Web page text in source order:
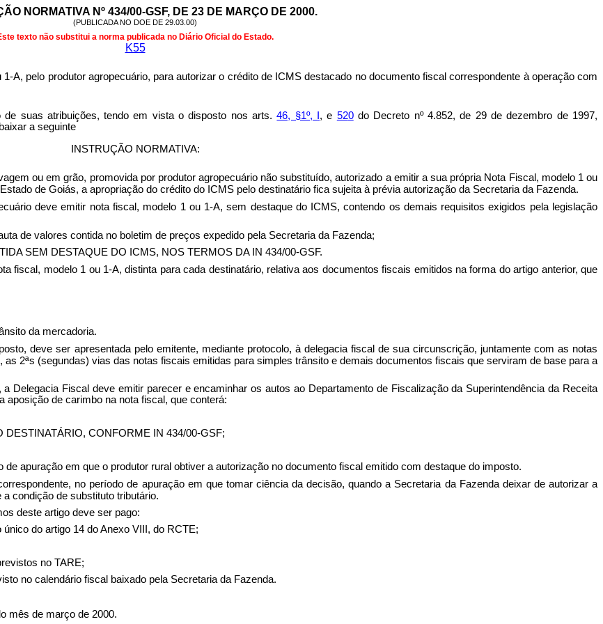
NORMATIVA Nº 434/00-GSF, DE 23 DE MARÇO DE 2000.
(PUBLICADA NO DOE DE 29.03.00)
texto não substitui a norma publicada no Diário Oficial do Estado.
K55
A, pelo produtor agropecuário, para autorizar o crédito de ICMS destacado no documento fiscal correspondente à operação com
suas atribuições, tendo em vista o disposto nos arts.46, §1º, , e 520do Decreto nº 4.852, de 29 de dezembro de 1997,
a seguinte
INSTRUÇÃO NORMATIVA:
ou em grão, promovida por produtor agropecuário não substituído, autorizado a emitir a sua própria Nota Fiscal, modelo 1 ou
de Goiás, a apropriação do crédito do ICMS pelo destinatário fica sujeita à prévia autorização da Secretaria da Fazenda.
deve emitir nota fiscal, modelo 1 ou 1-A, sem destaque do ICMS, contendo os demais requisitos exigidos pela legislação
de valores contida no boletim de preços expedido pela Secretaria da Fazenda;
SEM DESTAQUE DO ICMS, NOS TERMOS DA I N 434/00-GSF.
fiscal, modelo 1 ou 1-A, distinta para cada destinatário, relativa aos documentos fiscais emitidos na forma do artigo anterior, que
da mercadoria.
deve ser apresentada pelo emitente, mediante protocolo, à delegacia fiscal de sua circunscrição, juntamente com as notas
2ªs (segundas) vias das notas fiscais emitidas para simples trânsito e demais documentos fiscais que serviram de base para a
a Delegacia Fiscal deve emitir parecer e encaminhar os autos ao Departamento de Fiscalização da Superintendência da Receita
aposição de carimbo na nota fiscal, que conterá:
DESTINATÁRIO, CONFORME IN 434/00-GSF;
apuração em que o produtor rural obtiver a autorização no documento fiscal emitido com destaque do imposto.
no período de apuração em que tomar ciência da decisão, quando a Secretaria da Fazenda deixar de autorizar a
condição de substituto tributário.
deste artigo deve ser pago:
do artigo 14 do Anexo VIII, do RCTE;
no TARE;
no calendário fiscal baixado pela Secretaria da Fazenda.
mês de março de 2000.